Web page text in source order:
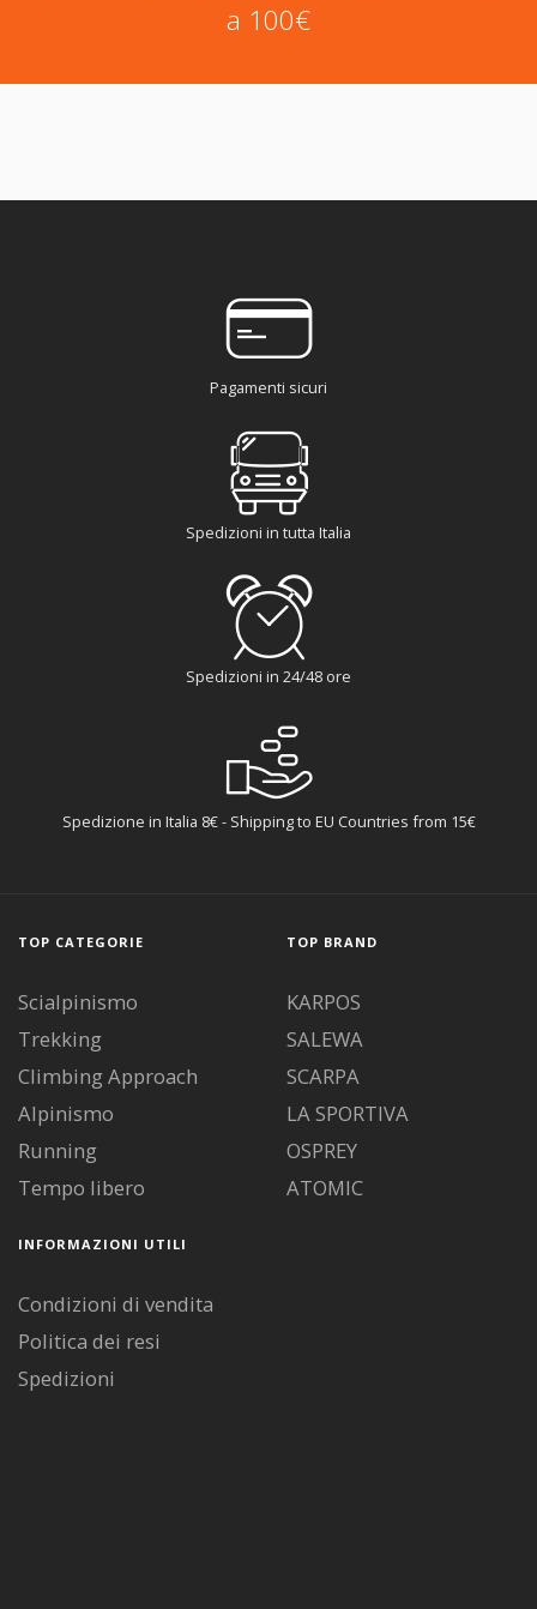
a 100€
Pagamenti sicuri
Spedizioni in tutta Italia
Spedizioni in 24/48 ore
Spedizione in Italia 8€ - Shipping to EU Countries from 15€
TOP CATEGORIE
Scialpinismo
Trekking
Climbing Approach
Alpinismo
Running
Tempo libero
TOP BRAND
KARPOS
SALEWA
SCARPA
LA SPORTIVA
OSPREY
ATOMIC
INFORMAZIONI UTILI
Condizioni di vendita
Politica dei resi
Spedizioni